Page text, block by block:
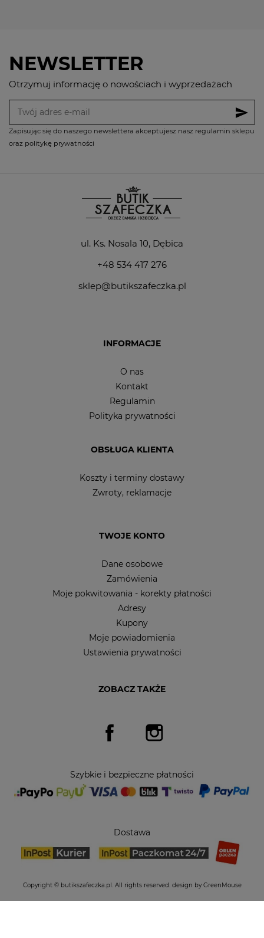
NEWSLETTER
Otrzymuj informację o nowościach i wyprzedażach
send
Zapisując się do naszego newslettera akceptujesz nasz regulamin sklepu
oraz politykę prywatności
ul. Ks. Nosala 10, Dębica
+48 534 417 276
sklep@butikszafeczka.pl
INFORMACJE
O nas
Kontakt
Regulamin
Polityka prywatności
OBSŁUGA KLIENTA
Koszty i terminy dostawy
Zwroty, reklamacje
TWOJE KONTO
Dane osobowe
Zamówienia
Moje pokwitowania - korekty płatności
Adresy
Kupony
Moje powiadomienia
Ustawienia prywatności
ZOBACZ TAKŻE
Facebook
Szybkie i bezpieczne płatności
Dostawa
Copyright © butikszafeczka.pl. All rights reserved. design by GreenMouse